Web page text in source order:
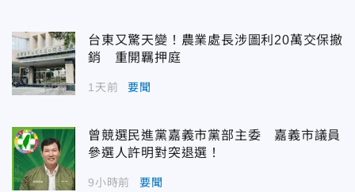
台東又驚天變！農業處長涉圖利20萬交保撤
銷 重開羈押庭
1天前 要聞
曾競選民進黨嘉義市黨部主委 嘉義市議員
參選人許明對突退選！
9小時前 要聞